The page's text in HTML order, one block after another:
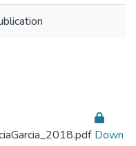
Down